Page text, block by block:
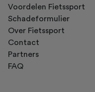
Voordelen Fietssport
Schadeformulier
Over Fietssport
Contact
Partners
FAQ